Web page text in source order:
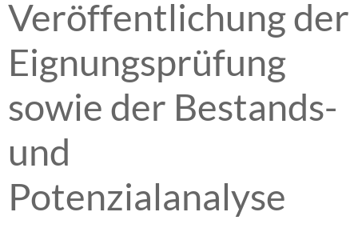
Veröffentlichung der
Eignungsprüfung
sowie der Bestands-
und
Potenzialanalyse